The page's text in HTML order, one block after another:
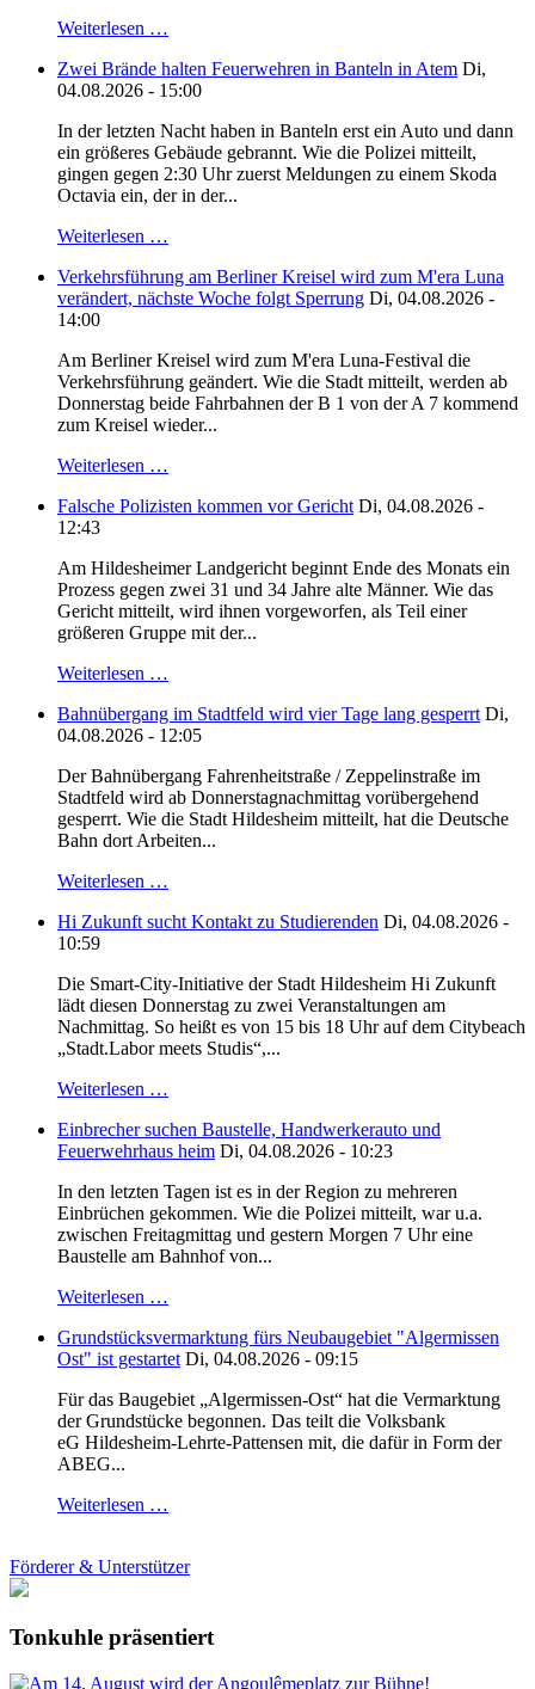
Weiterlesen …
Zwei Brände halten Feuerwehren in Banteln in Atem Di,
04.08.2026 - 15:00
In der letzten Nacht haben in Banteln erst ein Auto und dann
ein größeres Gebäude gebrannt. Wie die Polizei mitteilt,
gingen gegen 2:30 Uhr zuerst Meldungen zu einem Skoda
Octavia ein, der in der...
Weiterlesen …
Verkehrsführung am Berliner Kreisel wird zum M'era Luna
verändert, nächste Woche folgt Sperrung Di, 04.08.2026 -
14:00
Am Berliner Kreisel wird zum M'era Luna-Festival die
Verkehrsführung geändert. Wie die Stadt mitteilt, werden ab
Donnerstag beide Fahrbahnen der B 1 von der A 7 kommend
zum Kreisel wieder...
Weiterlesen …
Falsche Polizisten kommen vor Gericht Di, 04.08.2026 -
12:43
Am Hildesheimer Landgericht beginnt Ende des Monats ein
Prozess gegen zwei 31 und 34 Jahre alte Männer. Wie das
Gericht mitteilt, wird ihnen vorgeworfen, als Teil einer
größeren Gruppe mit der...
Weiterlesen …
Bahnübergang im Stadtfeld wird vier Tage lang gesperrt Di,
04.08.2026 - 12:05
Der Bahnübergang Fahrenheitstraße / Zeppelinstraße im
Stadtfeld wird ab Donnerstagnachmittag vorübergehend
gesperrt. Wie die Stadt Hildesheim mitteilt, hat die Deutsche
Bahn dort Arbeiten...
Weiterlesen …
Hi Zukunft sucht Kontakt zu Studierenden Di, 04.08.2026 -
10:59
Die Smart-City-Initiative der Stadt Hildesheim Hi Zukunft
lädt diesen Donnerstag zu zwei Veranstaltungen am
Nachmittag. So heißt es von 15 bis 18 Uhr auf dem Citybeach
„Stadt.Labor meets Studis“,...
Weiterlesen …
Einbrecher suchen Baustelle, Handwerkerauto und
Feuerwehrhaus heim Di, 04.08.2026 - 10:23
In den letzten Tagen ist es in der Region zu mehreren
Einbrüchen gekommen. Wie die Polizei mitteilt, war u.a.
zwischen Freitagmittag und gestern Morgen 7 Uhr eine
Baustelle am Bahnhof von...
Weiterlesen …
Grundstücksvermarktung fürs Neubaugebiet "Algermissen
Ost" ist gestartet Di, 04.08.2026 - 09:15
Für das Baugebiet „Algermissen-Ost“ hat die Vermarktung
der Grundstücke begonnen. Das teilt die Volksbank
eG Hildesheim-Lehrte-Pattensen mit, die dafür in Form der
ABEG...
Weiterlesen …
Förderer & Unterstützer
Tonkuhle präsentiert